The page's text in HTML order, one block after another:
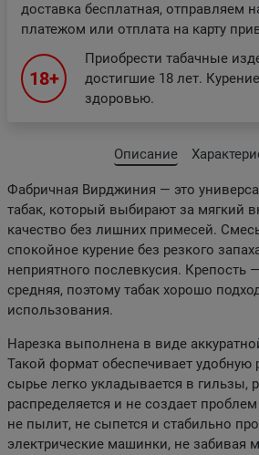
Описание
Фабричная Вирджиния — это
табак, который выбирают за мягкий
качество без лишних примесей.
спокойное курение без резкого
неприятного послевкусия. Крепость
средняя, поэтому табак хорошо
использования.
Нарезка выполнена в виде
Такой формат обеспечивает удобную
сырье легко укладывается в гильзы,
распределяется и не создает
не пылит, не сыпется и стабильно
электрические машинки, не забивая
доставка бесплатная, отправляем
платежом или отплата на карту
18+
Приобрести табачные
достигшие 18 лет.
здоровью.